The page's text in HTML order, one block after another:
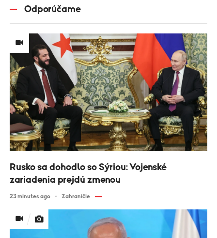
Odporúčame
Rusko sa dohodlo so Sýriou: Vojenské
zariadenia prejdú zmenou
23 minutes ago Zahraničie